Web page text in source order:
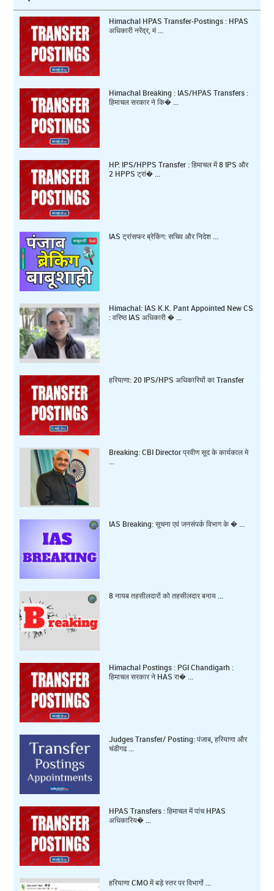
Himachal HPAS Transfer-Postings : HPAS
अधिकारी नरेंद्र, मं ...
Himachal Breaking : IAS/HPAS Transfers :
हिमाचल सरकार ने कि� ...
HP: IPS/HPPS Transfer : हिमाचल में 8 IPS और
2 HPPS ट्रां� ...
IAS ट्रांसफर ब्रेकिंग: सचिव और निदेश ...
Himachal: IAS K.K. Pant Appointed New CS
: वरिष्ठ IAS अधिकारी � ...
हरियाणा: 20 IPS/HPS अधिकारियों का Transfer
Breaking: CBI Director प्रवीण सूद के कार्यकाल मे
IAS Breaking: सूचना एवं जनसंपर्क विभाग के � ...
8 नायब तहसीलदारों को तहसीलदार बनाय ...
Himachal Postings : PGI Chandigarh :
हिमाचल सरकार ने HAS रा� ...
Judges Transfer/ Posting: पंजाब, हरियाणा और
चंडीगढ ...
HPAS Transfers : हिमाचल में पांच HPAS
अधिकारिय� ...
हरियाणा CMO में बड़े स्तर पर विभागों ...